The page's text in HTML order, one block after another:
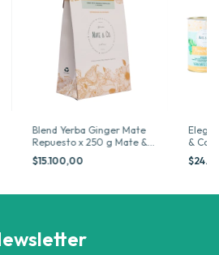
Blend Yerba Ginger Mate
Repuesto x 250 g Mate &
Co
$15.100,00
Elegi
& Co